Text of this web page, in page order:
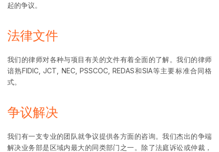
起的争议。
法律文件
我们的律师对各种与项目有关的文件有着全面的了解。我们的律师
谙熟FlDlC, JCT, NEC, PSSCOC, REDAS和SIA等主要标准合同格
式。
争议解决
我们有一支专业的团队就争议提供各方面的咨询。我们杰出的争端
解决业务部是区域内最大的同类部门之一。除了法庭诉讼或仲裁，